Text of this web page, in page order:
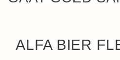
ALFA BIER